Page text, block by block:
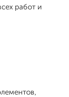
работ и